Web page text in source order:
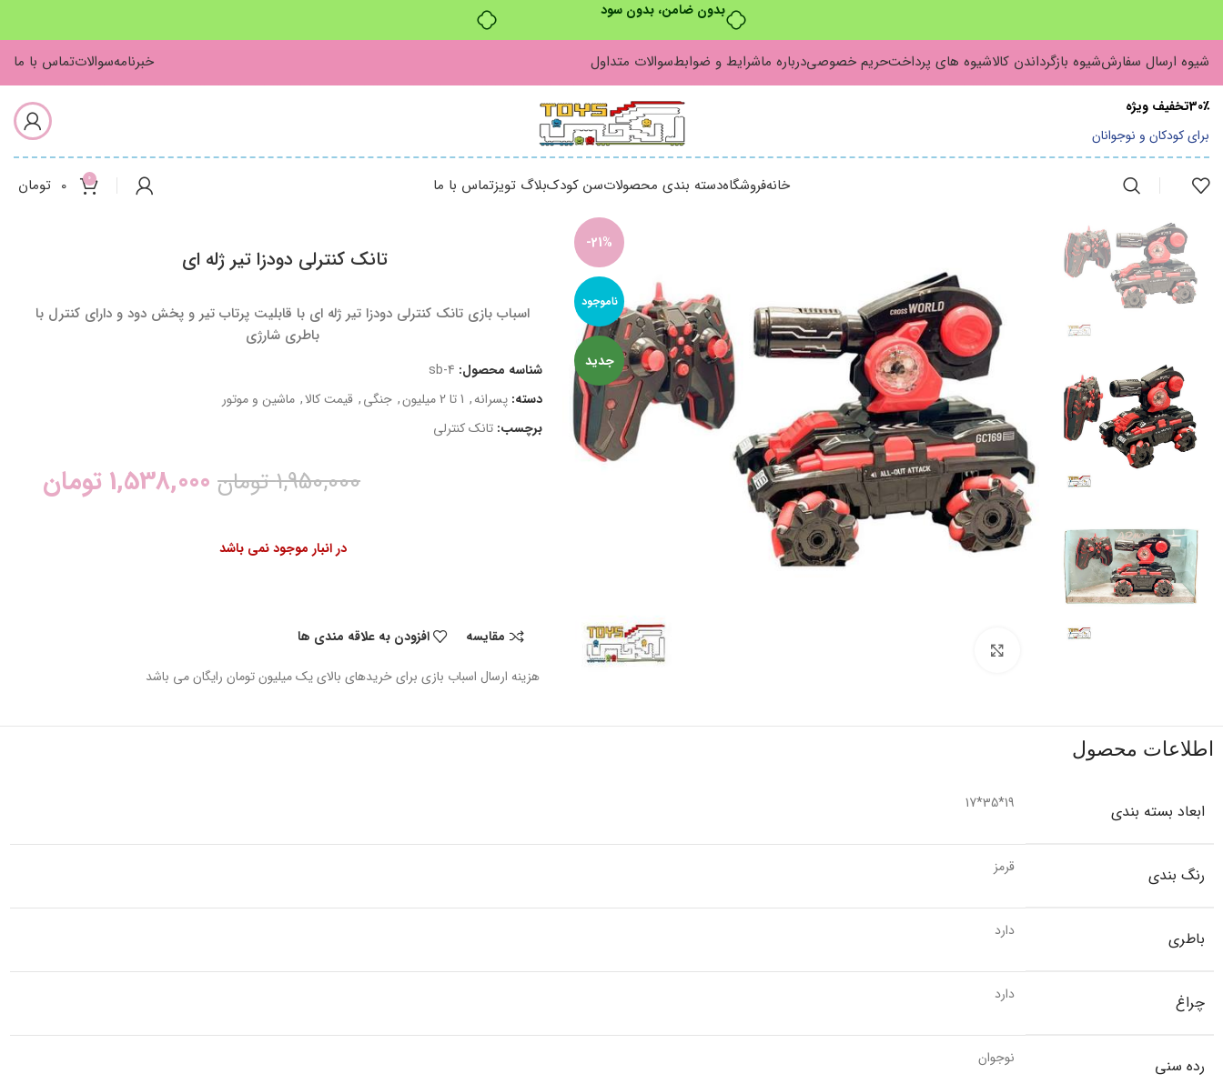
بدون ضامن، بدون سود
شیوه ارسال سفارششیوه بازگرداندن کالاشیوه های پرداختحریم خصوصیدرباره ماشرایط و ضوابطسوالات متداول خبرنامهسوالاتتماس با ما
30٪تخفیف ویژه
برای کودکان و نوجوانان
خانهفروشگاهدسته بندی محصولاتسن کودکبلاگ تویزتماس با ما 0
0 تومان
-21%
ناموجود
جدید
تانک کنترلی دودزا تیر ژله ای
اسباب بازی تانک کنترلی دودزا تیر ژله ای با قابلیت پرتاب تیر و پخش دود و دارای کنترل با
باطری شارژی
شناسه محصول: sb-4
دسته: پسرانه, 1 تا 2 میلیون , جنگی, قیمت کالا, ماشین و موتور
برچسب: تانک کنترلی
1,950,000 تومان 1,538,000 تومان
در انبار موجود نمی باشد
مقایسه افزودن به علاقه مندی ها
هزینه ارسال اسباب بازی برای خریدهای بالای یک میلیون تومان رایگان می باشد
اطلاعات محصول
ابعاد بسته بندی 19*35*17
رنگ بندی قرمز
باطری دارد
چراغ دارد
رده سنی نوجوان